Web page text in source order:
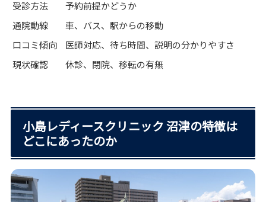
受診方法
予約前提かどうか
通院動線
車、バス、駅からの移動
口コミ傾向
医師対応、待ち時間、説明の分かりやすさ
現状確認
休診、閉院、移転の有無
小島レディースクリニック 沼津の特徴は
どこにあったのか